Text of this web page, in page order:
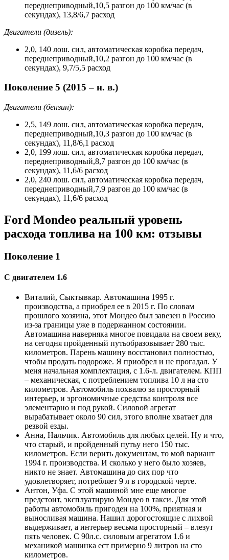
переднеприводный,10,5 разгон до 100 км/час (в
секундах), 13,8/6,7 расход
Двигатели (дизель):
2,0, 140 лош. сил, автоматическая коробка передач,
переднеприводный,10,2 разгон до 100 км/час (в
секундах), 9,7/5,5 расход
Поколение 5 (2015 – н. в.)
Двигатели (бензин):
2,5, 149 лош. сил, автоматическая коробка передач,
переднеприводный,10,3 разгон до 100 км/час (в
секундах), 11,8/6,1 расход
2,0, 199 лош. сил, автоматическая коробка передач,
переднеприводный,8,7 разгон до 100 км/час (в
секундах), 11,6/6 расход
2,0, 240 лош. сил, автоматическая коробка передач,
переднеприводный,7,9 разгон до 100 км/час (в
секундах), 11,6/6 расход
Ford Mondeo реальный уровень
расхода топлива на 100 км: отзывы
Поколение 1
С двигателем 1.6
Виталий, Сыктывкар. Автомашина 1995 г.
производства, а приобрел ее в 2015 г. По словам
прошлого хозяина, этот Мондео был завезен в Россию
из-за границы уже в подержанном состоянии.
Автомашина наверняка многое повидала на своем веку,
на сегодня пройденный путьобразовывает 280 тыс.
километров. Парень машину восстановил полностью,
чтобы продать подороже. Я приобрел и не прогадал. У
меня начальная комплектация, с 1.6-л. двигателем. КПП
– механическая, с потреблением топлива 10 л на сто
километров. Автомобиль похвалю за просторный
интерьер, и эргономичные средства контроля все
элементарно и под рукой. Силовой агрегат
вырабатывает около 90 сил, этого вполне хватает для
резвой езды.
Анна, Нальчик. Автомобиль для любых целей. Ну и что,
что старый, и пройденный путьу него 150 тыс.
километров. Если верить документам, то мой вариант
1994 г. производства. И сколько у него было хозяев,
никто не знает. Автомашина до сих пор что
удовлетворяет, потребляет 9 л в городской черте.
Антон, Уфа. С этой машиной мне еще многое
предстоит, эксплуатирую Мондео в такси. Для этой
работы автомобиль пригоден на 100%, приятная и
выносливая машина. Нашил дорогостоящие с лихвой
выдерживает, а интерьер весьма просторный – влезут
пять человек. С 90л.с. силовым агрегатом 1.6 и
механикой машинка ест примерно 9 литров на сто
километров.